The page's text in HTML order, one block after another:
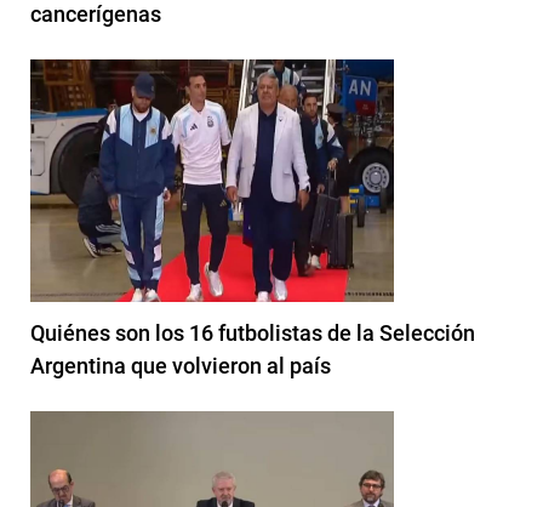
cancerígenas
Quiénes son los 16 futbolistas de la Selección
Argentina que volvieron al país